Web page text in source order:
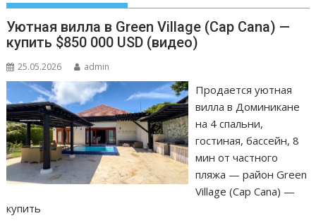
Уютная вилла в Green Village (Cap Cana) —
купить $850 000 USD (видео)
25.05.2026 admin
Продается уютная
вилла в Доминикане
на 4 спальни,
гостиная, бассейн, 8
мин от частного
пляжа — район Green
Village (Cap Cana) —
купить